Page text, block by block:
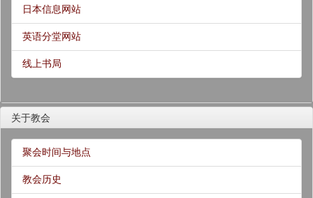
日本信息网站
英语分堂网站
线上书局
关于教会
聚会时间与地点
教会历史